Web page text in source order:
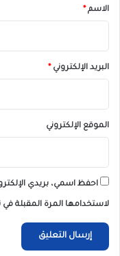
*الاسم*
البريد الإلكتروني*
الموقع الإلكتروني
احفظ اسمي، بريدي
لاستخدامها المرة المقبلة في